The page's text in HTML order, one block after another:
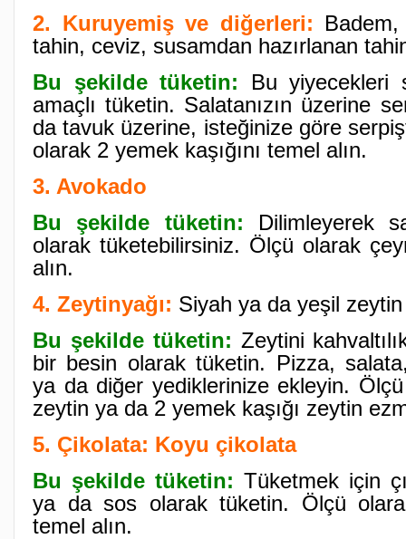
2. Kuruyemiş ve diğerleri: Badem,
tahin, ceviz, susamdan hazırlanan
Bu şekilde tüketin: Bu yiyecekleri
amaçlı tüketin. Salatanızın üzerine
da tavuk üzerine, isteğinize göre
olarak 2 yemek kaşığını temel alın.
3. Avokado
Bu şekilde tüketin: Dilimleyerek
olarak tüketebilirsiniz. Ölçü olarak
alın.
4. Zeytinyağı: Siyah ya da yeşil zeytin
Bu şekilde tüketin: Zeytini
bir besin olarak tüketin. Pizza,
ya da diğer yediklerinize ekleyin.
zeytin ya da 2 yemek kaşığı zeytin
5. Çikolata: Koyu çikolata
Bu şekilde tüketin: Tüketmek için
ya da sos olarak tüketin. Ölçü
temel alın.